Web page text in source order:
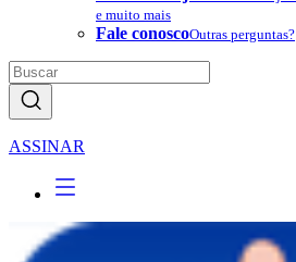
e muito mais
Fale conoscoOutras perguntas?
ASSINAR